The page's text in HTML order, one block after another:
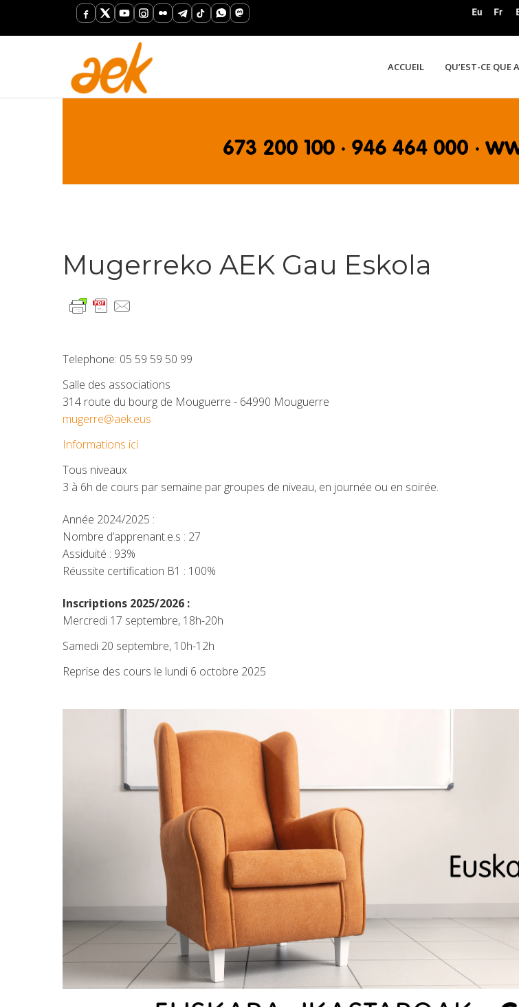
ACCUEIL QU’EST-CE QUE
Mugerreko AEK Gau Eskola
Telephone: 05 59 59 50 99
Salle des associations
314 route du bourg de Mouguerre - 64990 Mouguerre
mugerre@aek.eus
Informations ici
Tous niveaux
3 à 6h de cours par semaine par groupes de niveau, en journée ou en soirée.
Année 2024/2025 :
Nombre d’apprenant.e.s : 27
Assiduité : 93%
Réussite certification B1 : 100%
Inscriptions 2025/2026 :
Mercredi 17 septembre, 18h-20h
Samedi 20 septembre, 10h-12h
Reprise des cours le lundi 6 octobre 2025